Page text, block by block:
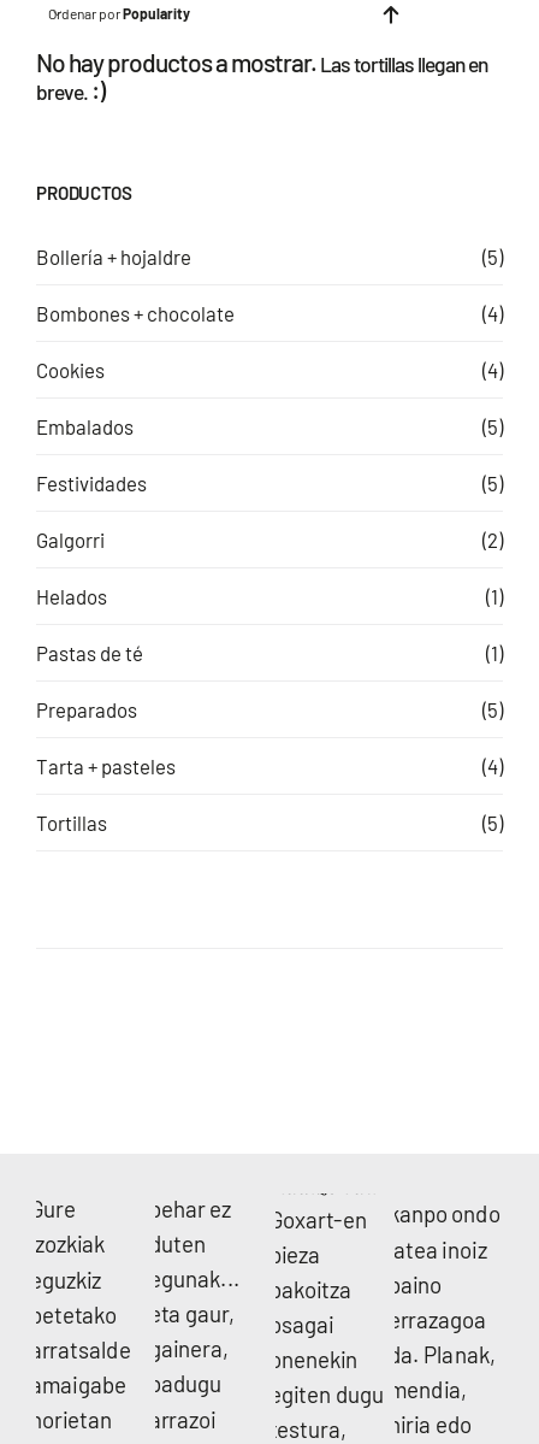
PRODUCTOS
Bollería + hojaldre (5)
Bombones + chocolate (4)
Cookies (4)
Embalados (5)
Festividades (5)
Galgorri (2)
Helados (1)
Pastas de té (1)
Preparados (5)
Tarta + pasteles (4)
Tortillas (5)
Ordenar porPopularity
No hay productos a mostrar.Las tortillas llegan en
breve.:)